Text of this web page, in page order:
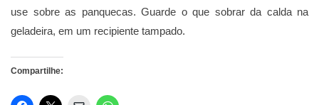
use sobre as panquecas. Guarde o que sobrar da calda na
geladeira, em um recipiente tampado.
Compartilhe: